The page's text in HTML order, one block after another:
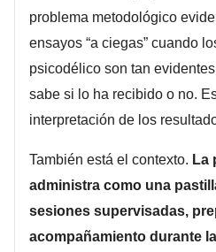
problema metodológico
ensayos “a ciegas” cuando
psicodélico son tan
sabe si lo ha recibido o no.
interpretación de los
También está el contexto. La
administra como una
sesiones supervisadas,
acompañamiento durante